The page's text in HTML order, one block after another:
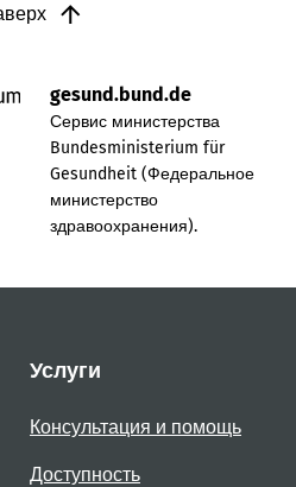
gesund.bund.de
Сервис министерства
Bundesministerium für
Gesundheit (Федеральное
министерство
здравоохранения).
Услуги
Консультация и помощь
Доступность